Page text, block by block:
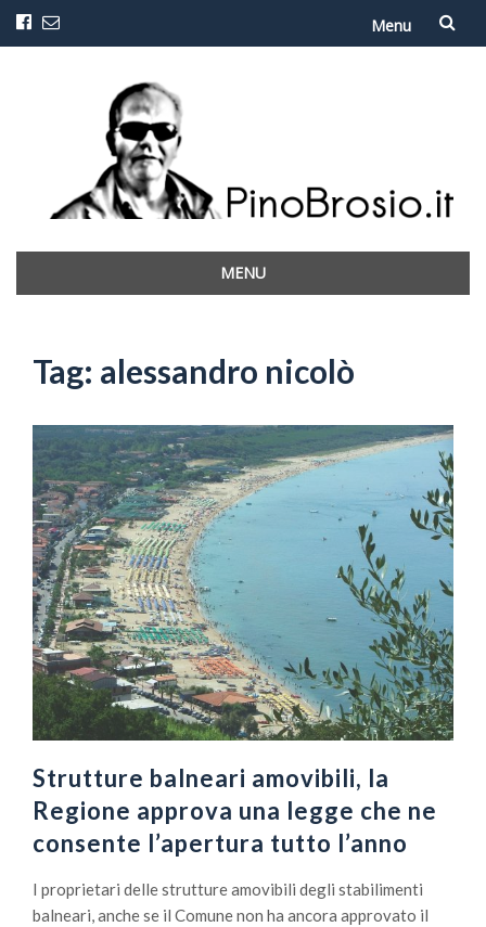
Menu
contenuto
MENU
Tag: alessandro nicolò
Strutture balneari amovibili, la
Regione approva una legge che ne
consente l’apertura tutto l’anno
I proprietari delle strutture amovibili degli stabilimenti
balneari, anche se il Comune non ha ancora approvato il